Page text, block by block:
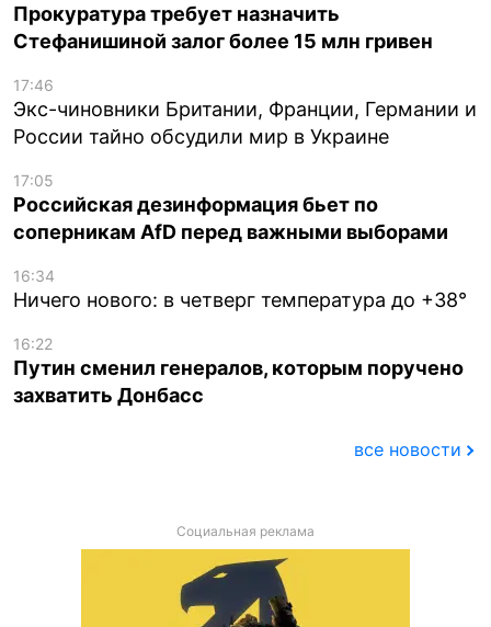
Прокуратура требует назначить
Стефанишиной залог более 15 млн гривен
17:46
Экс-чиновники Британии, Франции, Германии и
России тайно обсудили мир в Украине
17:05
Российская дезинформация бьет по
соперникам AfD перед важными выборами
16:34
Ничего нового: в четверг температура до +38°
16:22
Путин сменил генералов, которым поручено
захватить Донбасс
все новости
Социальная реклама